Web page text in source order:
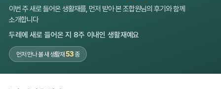
이번 주 새로 들어온 생활재를, 먼저 받아 본 조합원님의 후기와 함께
소개합니다
두레에 새로 들어온 지 8주 이내인 생활재예요
먼저 만나 볼 새 생활재 53종